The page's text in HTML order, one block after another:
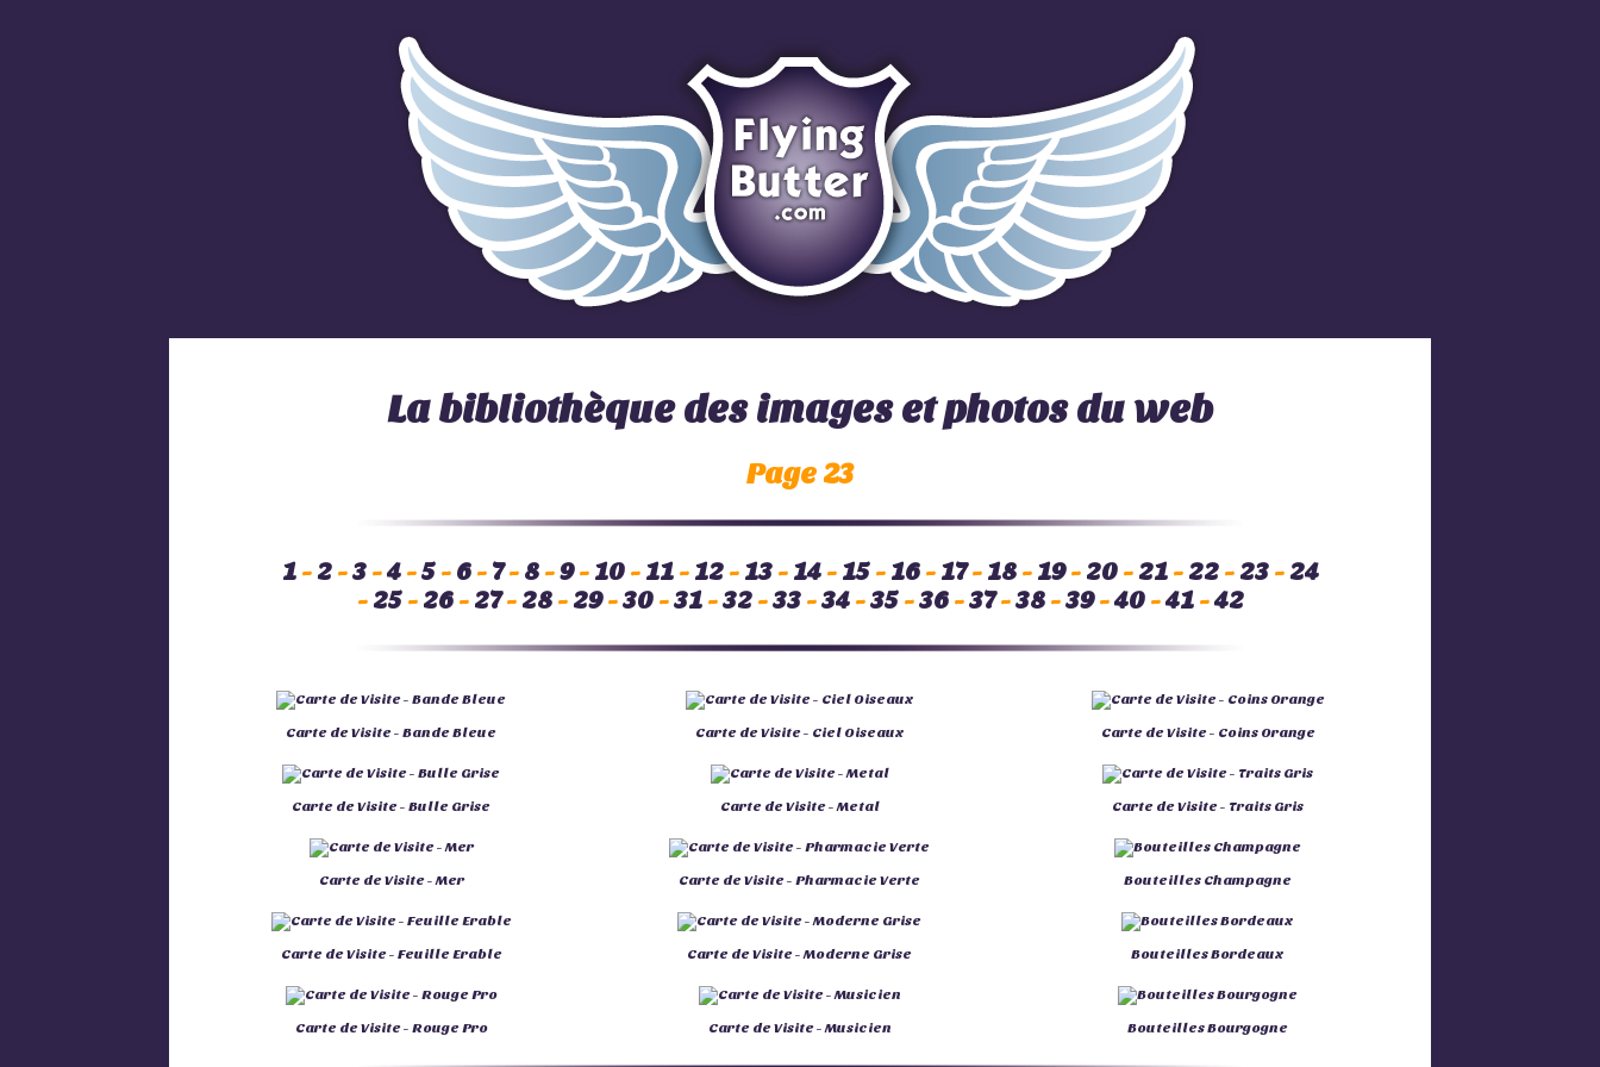
La bibliothèque des images et photos du web
Page 23
1- 2-3-4-5- 6- 7- 8-9- 10- 11- 12- 13- 14- 15- 16- 17- 18- 19- 20- 21- 22- 23- 24
- 25- 26- 27- 28- 29-30-31-32-33-34-35-36-37-38-39-40-41-42
Carte de Visite - Bande Bleue
Carte de Visite - Bulle Grise
Carte de Visite - Mer
Carte de Visite - Feuille Erable
Carte de Visite - Rouge Pro
Carte de Visite - Ciel Oiseaux
Carte de Visite - Metal
Carte de Visite - Pharmacie Verte
Carte de Visite - Moderne Grise
Carte de Visite - Musicien
Carte de Visite - Coins Orange
Carte de Visite - Traits Gris
Bouteilles Champagne
Bouteilles Bordeaux
Bouteilles Bourgogne